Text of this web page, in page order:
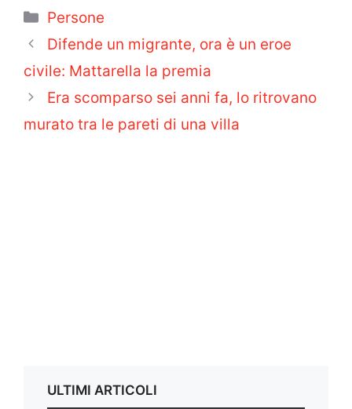
Categorie
Persone
Difende un migrante, ora è un eroe
civile: Mattarella la premia
Era scomparso sei anni fa, lo ritrovano
murato tra le pareti di una villa
ULTIMI ARTICOLI